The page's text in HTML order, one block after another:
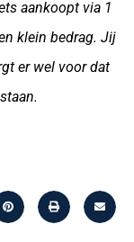
aankoopt via 1
klein bedrag. Jij
er wel voor dat